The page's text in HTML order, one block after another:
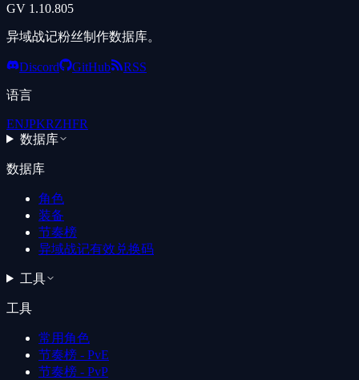
GV 1.10.805
异域战记粉丝制作数据库。
Discord GitHub RSS
语言
ENJPKRZHFR
数据库
数据库
角色
装备
节奏榜
异域战记有效兑换码
工具
工具
常用角色
节奏榜 - PvE
节奏榜 - PvP